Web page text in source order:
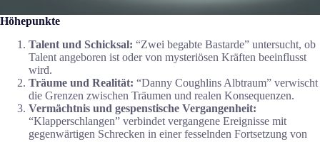
Höhepunkte
Talent und Schicksal: “Zwei begabte Bastarde” untersucht, ob
Talent angeboren ist oder von mysteriösen Kräften beeinflusst
wird.
Träume und Realität: “Danny Coughlins Albtraum” verwischt
die Grenzen zwischen Träumen und realen Konsequenzen.
Vermächtnis und gespenstische Vergangenheit:
“Klapperschlangen” verbindet vergangene Ereignisse mit
gegenwärtigen Schrecken in einer fesselnden Fortsetzung von